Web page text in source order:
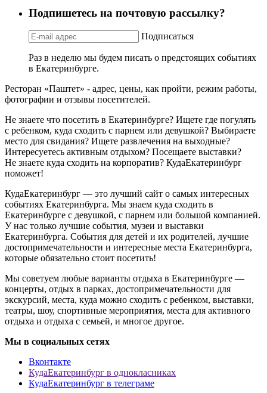
Подпишетесь на почтовую рассылку?
Подписаться
Раз в неделю мы будем писать о предстоящих событиях
в Екатеринбурге.
Ресторан «Паштет» - адрес, цены, как пройти, режим работы,
фотографии и отзывы посетителей.
Не знаете что посетить в Екатеринбурге? Ищете где погулять
с ребенком, куда сходить с парнем или девушкой? Выбираете
место для свидания? Ищете развлечения на выходные?
Интересуетесь активным отдыхом? Посещаете выставки?
Не знаете куда сходить на корпоратив? КудаЕкатеринбург
поможет!
КудаЕкатеринбург — это лучший сайт о самых интересных
событиях Екатеринбурга. Мы знаем куда сходить в
Екатеринбурге с девушкой, с парнем или большой компанией.
У нас только лучшие события, музеи и выставки
Екатеринбурга. События для детей и их родителей, лучшие
достопримечательности и интересные места Екатеринбурга,
которые обязательно стоит посетить!
Мы советуем любые варианты отдыха в Екатеринбурге —
концерты, отдых в парках, достопримечательности для
экскурсий, места, куда можно сходить с ребенком, выставки,
театры, шоу, спортивные мероприятия, места для активного
отдыха и отдыха с семьей, и многое другое.
Мы в социальных сетях
Вконтакте
КудаЕкатеринбург в однокласниках
КудаЕкатеринбург в телеграме